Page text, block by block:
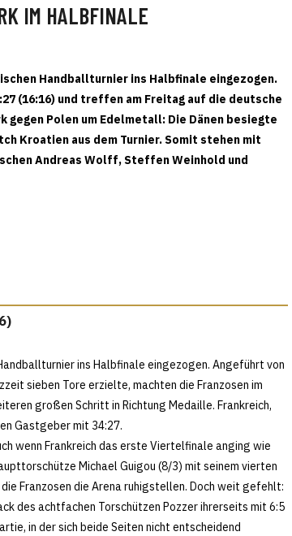
IM HALBFINALE
Handballturnier ins Halbfinale eingezogen.
(16:16) und treffen am Freitag auf die deutsche
Polen um Edelmetall: Die Dänen besiegte
Kroatien aus dem Turnier. Somit stehen mit
Andreas Wolff, Steffen Weinhold und
ins Halbfinale eingezogen. Angeführt von
sieben Tore erzielte, machten die Franzosen im
großen Schritt in Richtung Medaille. Frankreich,
Gastgeber mit 34:27.
wenn Frankreich das erste Viertelfinale anging wie
Michael Guigou (8/3) mit seinem vierten
Franzosen die Arena ruhigstellen. Doch weit gefehlt:
des achtfachen Torschützen Pozzer ihrerseits mit 6:5
in der sich beide Seiten nicht entscheidend